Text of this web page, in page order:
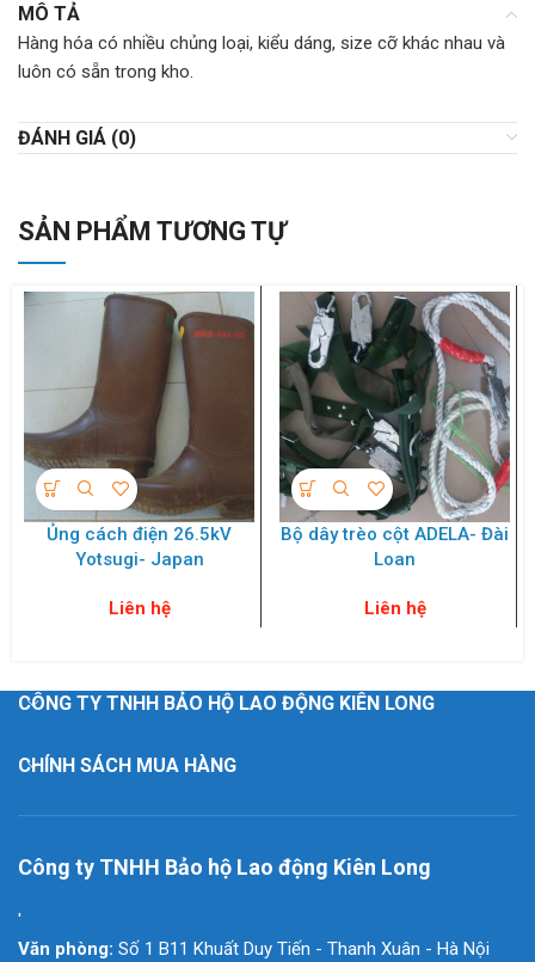
MÔ TẢ
Hàng hóa có nhiều chủng loại, kiểu dáng, size cỡ khác nhau và
luôn có sẵn trong kho.
ĐÁNH GIÁ (0)
SẢN PHẨM TƯƠNG TỰ
Ủng cách điện 26.5kV
Yotsugi- Japan
Liên hệ
Bộ dây trèo cột ADELA- Đài
Loan
Liên hệ
CÔNG TY TNHH BẢO HỘ LAO ĐỘNG KIÊN LONG
CHÍNH SÁCH MUA HÀNG
Công ty TNHH Bảo hộ Lao động Kiên Long
'
Văn phòng: Số 1 B11 Khuất Duy Tiến - Thanh Xuân - Hà Nội